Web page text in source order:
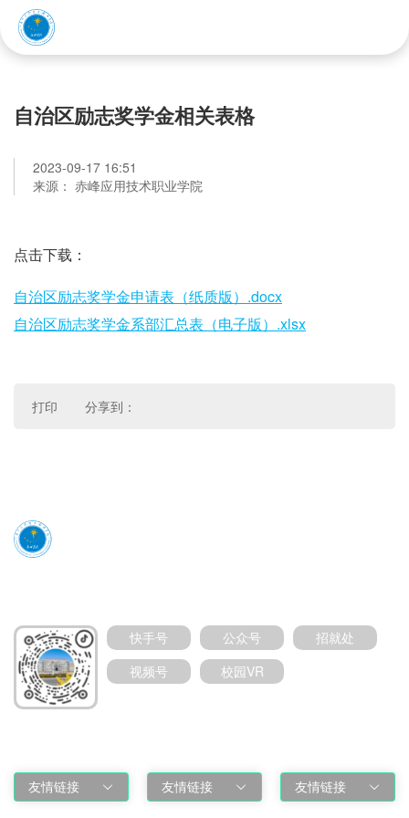
自治区励志奖学金相关表格
2023-09-17 16:51
来源： 赤峰应用技术职业学院
点击下载：
自治区励志奖学金申请表（纸质版）.docx
自治区励志奖学金系部汇总表（电子版）.xlsx
打印 分享到：
快手号 公众号
招就处
视频号
校园VR
友情链接 友情链接 友情链接